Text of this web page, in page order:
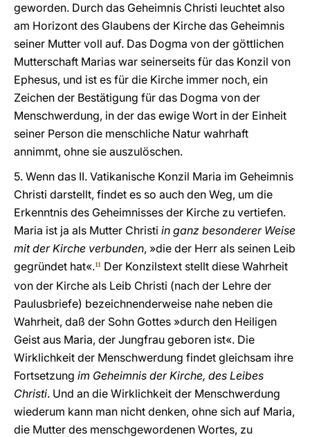
geworden. Durch das Geheimnis Christi leuchtet also
am Horizont des Glaubens der Kirche das Geheimnis
seiner Mutter voll auf. Das Dogma von der göttlichen
Mutterschaft Marias war seinerseits für das Konzil von
Ephesus, und ist es für die Kirche immer noch, ein
Zeichen der Bestätigung für das Dogma von der
Menschwerdung, in der das ewige Wort in der Einheit
seiner Person die menschliche Natur wahrhaft
annimmt, ohne sie auszulöschen.
5. Wenn das II. Vatikanische Konzil Maria im Geheimnis
Christi darstellt, findet es so auch den Weg, um die
Erkenntnis des Geheimnisses der Kirche zu vertiefen.
Maria ist ja als Mutter Christi in ganz besonderer Weise
mit der Kirche verbunden, »die der Herr als seinen Leib
gegründet hat«.11 Der Konzilstext stellt diese Wahrheit
von der Kirche als Leib Christi (nach der Lehre der
Paulusbriefe) bezeichnenderweise nahe neben die
Wahrheit, daß der Sohn Gottes »durch den Heiligen
Geist aus Maria, der Jungfrau geboren ist«. Die
Wirklichkeit der Menschwerdung findet gleichsam ihre
Fortsetzung im Geheimnis der Kirche, des Leibes
Christi. Und an die Wirklichkeit der Menschwerdung
wiederum kann man nicht denken, ohne sich auf Maria,
die Mutter des menschgewordenen Wortes, zu